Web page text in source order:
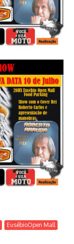
EusébioOpen Mall